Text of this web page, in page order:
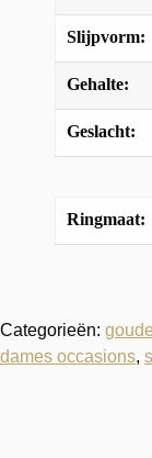
Slijpvorm:
Gehalte:
Geslacht:
Ringmaat:
Categorieën:
dames occasions,